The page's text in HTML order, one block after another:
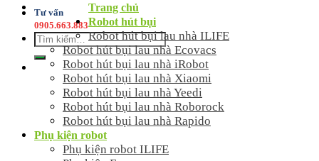
Tư vấn
0905.663.883
Tìm
kiếm:
Trang chủ
Robot hút bụi
Robot hút bụi lau nhà ILIFE
Robot hút bụi lau nhà Ecovacs
Robot hút bụi lau nhà iRobot
Robot hút bụi lau nhà Xiaomi
Robot hút bụi lau nhà Yeedi
Robot hút bụi lau nhà Roborock
Robot hút bụi lau nhà Rapido
Phụ kiện robot
Phụ kiện robot ILIFE